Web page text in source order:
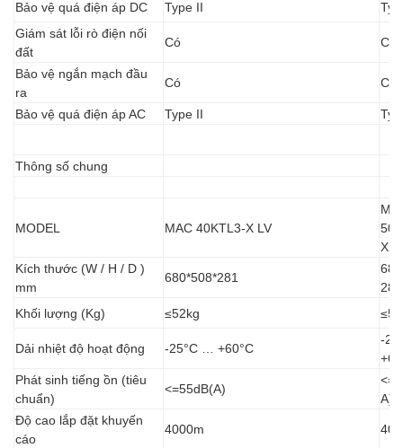
Bảo vệ quá điện áp DC
Type II
Giám sát lỗi rò điện nối
đất
Có Có
Bảo vệ ngắn mạch đầu
ra
Có Có
Bảo vệ quá điện áp AC Type II
Thông số chung
MODEL MAC 40KTL3-X LV
X
Kích thước (W / H / D )
mm
680*508*281
281
Khối lượng (Kg)
≤52kg
Dải nhiệt độ hoạt động -25°C … +60°C
-
Phát sinh tiếng ồn (tiêu
chuẩn)
<=55dB(A)
A)
Độ cao lắp đặt khuyến
cáo
4000m